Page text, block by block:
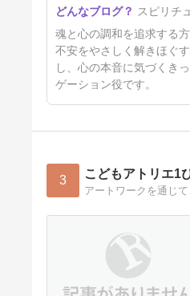
スピリチ
魂と心の調和を追求する
不安をやさしく解きほぐ
し、心の本音に気づくき
ゲーション役です。
3 こどもアトリエ1
アートワークを通じ